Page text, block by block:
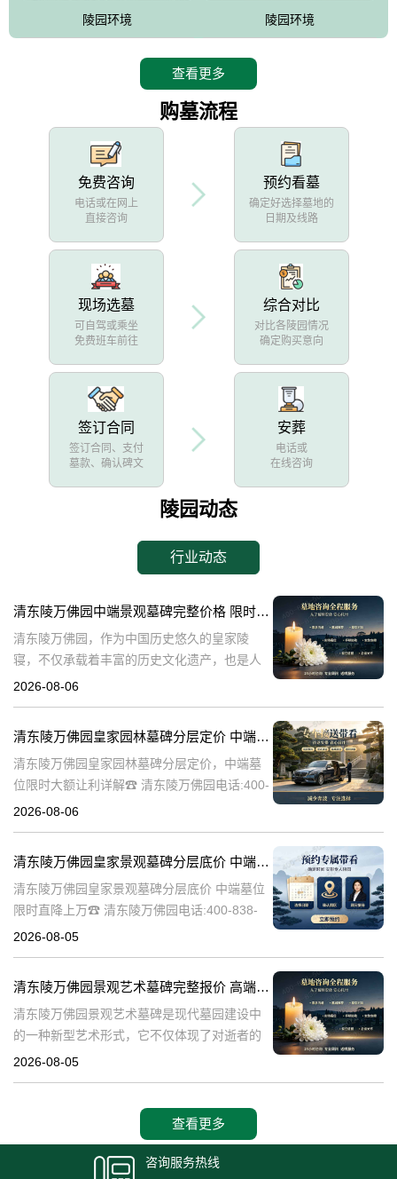
陵园环境 陵园环境
查看更多
购墓流程
免费咨询
电话或在网上
直接咨询
预约看墓
确定好选择墓地的
日期及线路
现场选墓
可自驾或乘坐
免费班车前往
综合对比
对比各陵园情况
确定购买意向
签订合同
签订合同、支付
墓款、确认碑文
安葬
电话或
在线咨询
陵园动态
行业动态
清东陵万佛园中端景观墓碑完整价格 限时减免多年管理费详解
清东陵万佛园，作为中国历史悠久的皇家陵
寝，不仅承载着丰富的历史文化遗产，也是人
们缅怀先人、寄托哀思的重要场所。近年来，
清
2026-08-06
清东陵万佛园皇家园林墓碑分层定价 中端墓位限时大额让利详解
清东陵万佛园皇家园林墓碑分层定价，中端墓
位限时大额让利详解☎ 清东陵万佛园电话:400-
838-5063清东陵万佛园，作为中国历史上著名
2026-08-06
清东陵万佛园皇家景观墓碑分层底价 中端墓位限时直降上万
清东陵万佛园皇家景观墓碑分层底价 中端墓位
限时直降上万☎ 清东陵万佛园电话:400-838-
5063清东陵万佛园，作为中国历史上著名的皇
2026-08-05
清东陵万佛园景观艺术墓碑完整报价 高端墓型大额直降活动详解
清东陵万佛园景观艺术墓碑是现代墓园建设中
的一种新型艺术形式，它不仅体现了对逝者的
尊重和缅怀，更是一种文化艺术的传承。本文
2026-08-05
查看更多
咨询服务热线